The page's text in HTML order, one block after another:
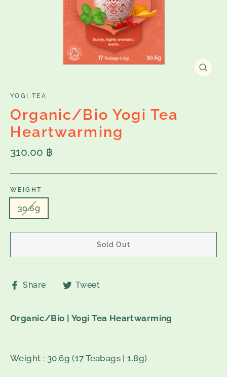
Close
YOGI TEA
Organic/Bio Yogi Tea
Heartwarming
Regular
310.00 ฿
WEIGHT
30.6g
Sold Out
Share
ShareTweet
Organic/Bio | Yogi Tea Heartwarming
Weight : 30.6g (17 Teabags | 1.8g)